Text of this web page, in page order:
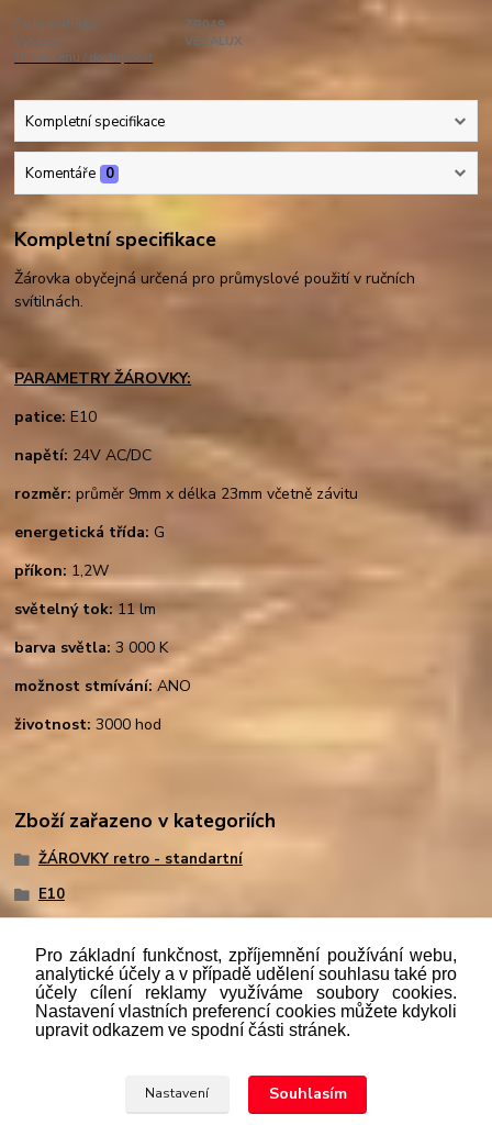
Číslo produktu:
ZR049
Výrobce:
VEZALUX
Hlídat cenu / dostupnost
Kompletní specifikace
Komentáře 0
Kompletní specifikace
Žárovka obyčejná určená pro průmyslové použití v ručních
svítilnách.
PARAMETRY ŽÁROVKY:
patice: E10
napětí: 24V AC/DC
rozměr: průměr 9mm x délka 23mm včetně závitu
energetická třída: G
příkon: 1,2W
světelný tok: 11 lm
barva světla: 3 000 K
možnost stmívání: ANO
životnost: 3000 hod
Zboží zařazeno v kategoriích
ŽÁROVKY retro - standartní
E10
Podlezákona č. 112/mmmmm2016 Sb. o evidenci tržeb je
prodávající povinen vystavit kupujícímu účtenku. Zároveň je
případě technického výpadku pak nejpozději do 48 hodin.“
Upravit sběr cookies.
Pro základní funkčnost, zpříjemnění používání webu,
analytické účely a v případě udělení souhlasu také pro
účely cílení reklamy využíváme soubory cookies.
Nastavení vlastních preferencí cookies můžete kdykoli
upravit odkazem ve spodní části stránek.
Nastavení Souhlasím